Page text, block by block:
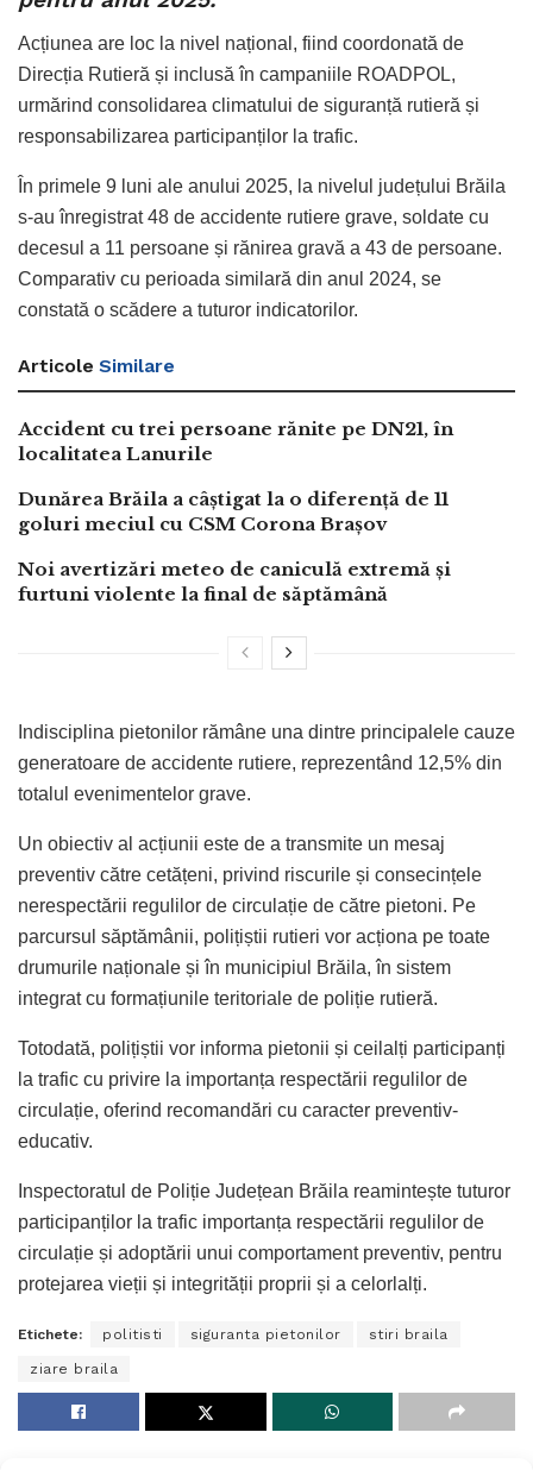
Acțiunea are loc la nivel național, fiind coordonată de
Direcția Rutieră și inclusă în campaniile ROADPOL,
urmărind consolidarea climatului de siguranță rutieră și
responsabilizarea participanților la trafic.
În primele 9 luni ale anului 2025, la nivelul județului Brăila
s-au înregistrat 48 de accidente rutiere grave, soldate cu
decesul a 11 persoane și rănirea gravă a 43 de persoane.
Comparativ cu perioada similară din anul 2024, se
constată o scădere a tuturor indicatorilor.
Articole Similare
Accident cu trei persoane rănite pe DN21, în
localitatea Lanurile
Dunărea Brăila a câștigat la o diferență de 11
goluri meciul cu CSM Corona Brașov
Noi avertizări meteo de caniculă extremă și
furtuni violente la final de săptămână
Indisciplina pietonilor rămâne una dintre principalele cauze
generatoare de accidente rutiere, reprezentând 12,5% din
totalul evenimentelor grave.
Un obiectiv al acțiunii este de a transmite un mesaj
preventiv către cetățeni, privind riscurile și consecințele
nerespectării regulilor de circulație de către pietoni. Pe
parcursul săptămânii, polițiștii rutieri vor acționa pe toate
drumurile naționale și în municipiul Brăila, în sistem
integrat cu formațiunile teritoriale de poliție rutieră.
Totodată, polițiștii vor informa pietonii și ceilalți participanți
la trafic cu privire la importanța respectării regulilor de
circulație, oferind recomandări cu caracter preventiv-
educativ.
Inspectoratul de Poliție Județean Brăila reamintește tuturor
participanților la trafic importanța respectării regulilor de
circulație și adoptării unui comportament preventiv, pentru
protejarea vieții și integrității proprii și a celorlalți.
Etichete: politisti siguranta pietonilor stiri braila
ziare braila